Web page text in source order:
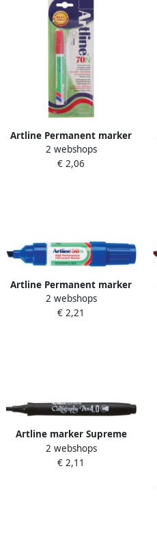
Artline Permanent marker
70 rood (op blister)
2 webshops
€ 2,06
Artline Permanent marker
50N blauw
2 webshops
€ 2,21
Artline marker Supreme
Calligraphy Pen 4 0 mm
zwart
2 webshops
€ 2,11